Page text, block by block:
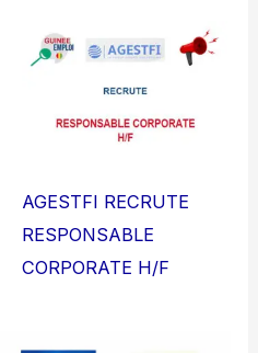
AGESTFI RECRUTE
RESPONSABLE
CORPORATE H/F